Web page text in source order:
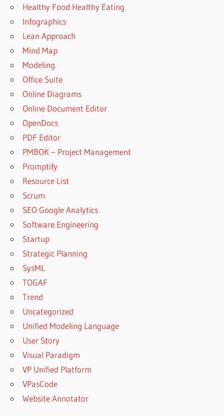
Healthy Food Healthy Eating
Infographics
Lean Approach
Mind Map
Modeling
Office Suite
Online Diagrams
Online Document Editor
OpenDocs
PDF Editor
PMBOK – Project Management
Promptify
Resource List
Scrum
SEO Google Analytics
Software Engineering
Startup
Strategic Planning
SysML
TOGAF
Trend
Uncategorized
Unified Modeling Language
User Story
Visual Paradigm
VP Unified Platform
VPasCode
Website Annotator